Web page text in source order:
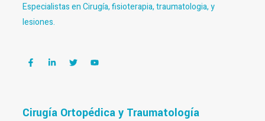
Especialistas en Cirugía, fisioterapia, traumatologia, y
lesiones.
Cirugía Ortopédica y Traumatología